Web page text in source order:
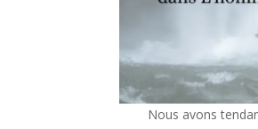
Nous avons